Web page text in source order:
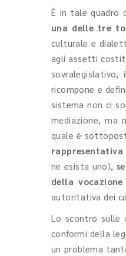
È in tale quadro
una delle tre
culturale e
agli assetti
ricompone e
sistema non ci
mediazione, ma
quale è
rappresentativa
ne esista uno),
della
autoritativa dei
Lo scontro sulle
conformi della
un problema